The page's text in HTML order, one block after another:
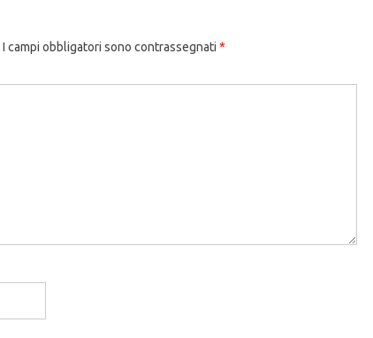
I campi obbligatori sono contrassegnati *